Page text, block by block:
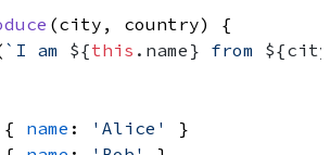
(city, country) {
`I am ${this .name} from
{ name : 'Alice'